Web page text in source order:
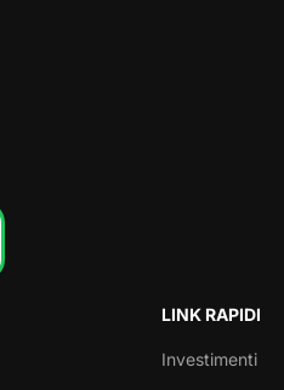
LINK RAPIDI
Investimenti